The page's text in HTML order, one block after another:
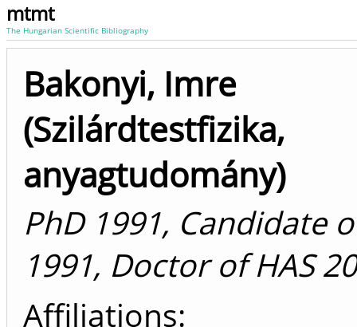
mtmt
The Hungarian Scientific Bibliography
Bakonyi, Imre
(Szilárdtestfizika,
anyagtudomány)
PhD 1991, Candidate
1991, Doctor of HAS
Affiliations